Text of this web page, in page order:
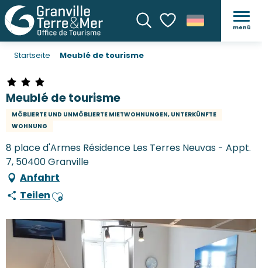
SucheVoir les favoris
menü
Startseite Meublé de tourisme
Meublé de tourisme
MÖBLIERTE UND UNMÖBLIERTE MIETWOHNUNGEN, UNTERKÜNFTE
WOHNUNG
8 place d'Armes Résidence Les Terres Neuvas - Appt.
7, 50400 Granville
Anfahrt
TeilenAjouter aux favoris